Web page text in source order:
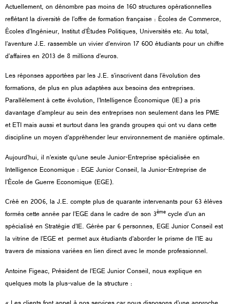
Actuellement, on dénombre pas moins de 160 structures opérationnelles
reflétant la diversité de l’offre de formation française : Écoles de Commerce,
Écoles d’Ingénieur, Institut d’Études Politiques, Universités etc. Au total,
l’aventure J.E. rassemble un vivier d’environ 17 600 étudiants pour un chiffre
d’affaires en 2013 de 8 millions d’euros.
Les réponses apportées par les J.E. s’inscrivent dans l’évolution des
formations, de plus en plus adaptées aux besoins des entreprises.
Parallèlement à cette évolution, l’Intelligence Économique (IE) a pris
davantage d’ampleur au sein des entreprises non seulement dans les PME
et ETI mais aussi et surtout dans les grands groupes qui ont vu dans cette
discipline un moyen d’appréhender leur environnement de manière optimale.
Aujourd’hui, il n’existe qu’une seule Junior-Entreprise spécialisée en
Intelligence Economique : EGE Junior Conseil, la Junior-Entreprise de
l’École de Guerre Economique (EGE).
Créé en 2006, la J.E. compte plus de quarante intervenants pour 63 élèves
formés cette année par l’EGE dans le cadre de son 3èmecycle d’un an
spécialisé en Stratégie d’IE. Gérée par 6 personnes, EGE Junior Conseil est
la vitrine de l’EGE et permet aux étudiants d’aborder le prisme de l’IE au
travers de missions variées en lien direct avec le monde professionnel.
Antoine Figeac, Président de l’EGE Junior Conseil, nous explique en
quelques mots la plus-value de la structure :